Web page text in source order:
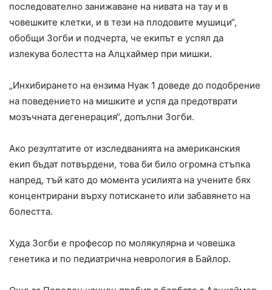
последователно занижаване на нивата на тау и в
човешките клетки, и в тези на плодовите мушици“,
обобщи Зогби и подчерта, че екипът е успял да
излекува болестта на Алцхаймер при мишки.
„Инхибирането на ензима Нуак 1 доведе до подобрение
на поведението на мишките и успя да предотврати
мозъчната дегенерация“, допълни Зогби.
Ако резултатите от изследванията на американския
екип бъдат потвърдени, това би било огромна стъпка
напред, тъй като до момента усилията на учените бях
концентрирани върху потискането или забавянето на
болестта.
Худа Зогби е професор по молякулярна и човешка
генетика и по педиатрична неврология в Байлор.